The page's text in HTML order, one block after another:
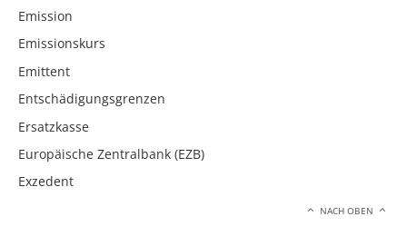
Emission
Emissionskurs
Emittent
Entschädigungsgrenzen
Ersatzkasse
Europäische Zentralbank (EZB)
Exzedent
NACH OBEN